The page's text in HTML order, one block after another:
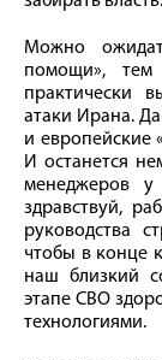
Можно
помощи», тем
практически
атаки Ирана.
и европейские
И останется
менеджеров у
здравствуй,
руководства
чтобы в конце
наш близкий
этапе СВО
технологиями.